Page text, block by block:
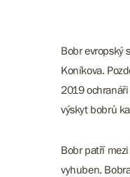
Bobr evropský
Koníkova.
2019
výskyt bobrů
Bobr patří mezi
vyhuben.